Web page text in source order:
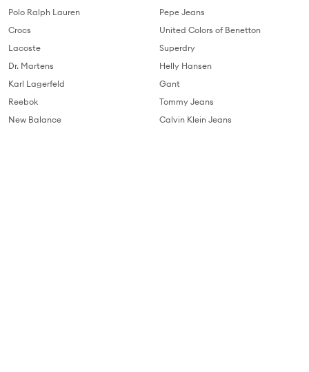
Polo Ralph Lauren
Crocs
Lacoste
Dr. Martens
Karl Lagerfeld
Reebok
New Balance
Pepe Jeans
United Colors of Benetton
Superdry
Helly Hansen
Gant
Tommy Jeans
Calvin Klein Jeans